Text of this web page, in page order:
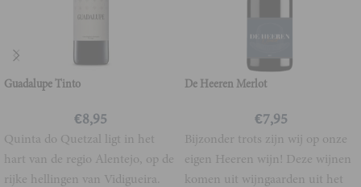
Guadalupe Tinto
€8,95
Quinta do Quetzal ligt in het
hart van de regio Alentejo, op de
rijke hellingen van Vidigueira.
De Heeren Merlot
€7,95
Bijzonder trots zijn wij op onze
eigen Heeren wijn! Deze wijnen
komen uit wijngaarden uit het